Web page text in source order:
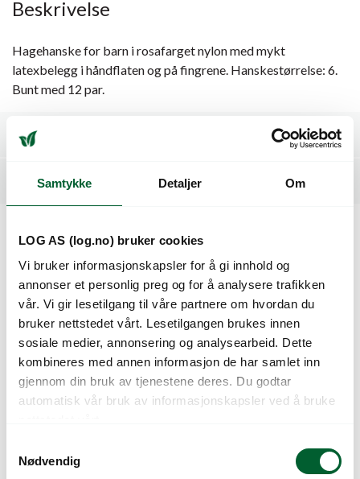
Samtykke Detaljer Om
LOG AS (log.no) bruker cookies
Vi bruker informasjonskapsler for å gi innhold og
annonser et personlig preg og for å analysere trafikken
vår. Vi gir lesetilgang til våre partnere om hvordan du
bruker nettstedet vårt. Lesetilgangen brukes innen
sosiale medier, annonsering og analysearbeid. Dette
kombineres med annen informasjon de har samlet inn
gjennom din bruk av tjenestene deres. Du godtar
automatisk vår bruk av informasjonskapsler ved å bruke
Nødvendig
Beskrivelse
Hagehanske for barn i rosafarget nylon med mykt
latexbelegg i håndflaten og på fingrene. Hanskestørrelse: 6.
Bunt med 12 par.
Spesifikasjoner
Relaterte produkter
Kunder så også på
HANSKE HAGE BLÅ
HANSKE HAGE